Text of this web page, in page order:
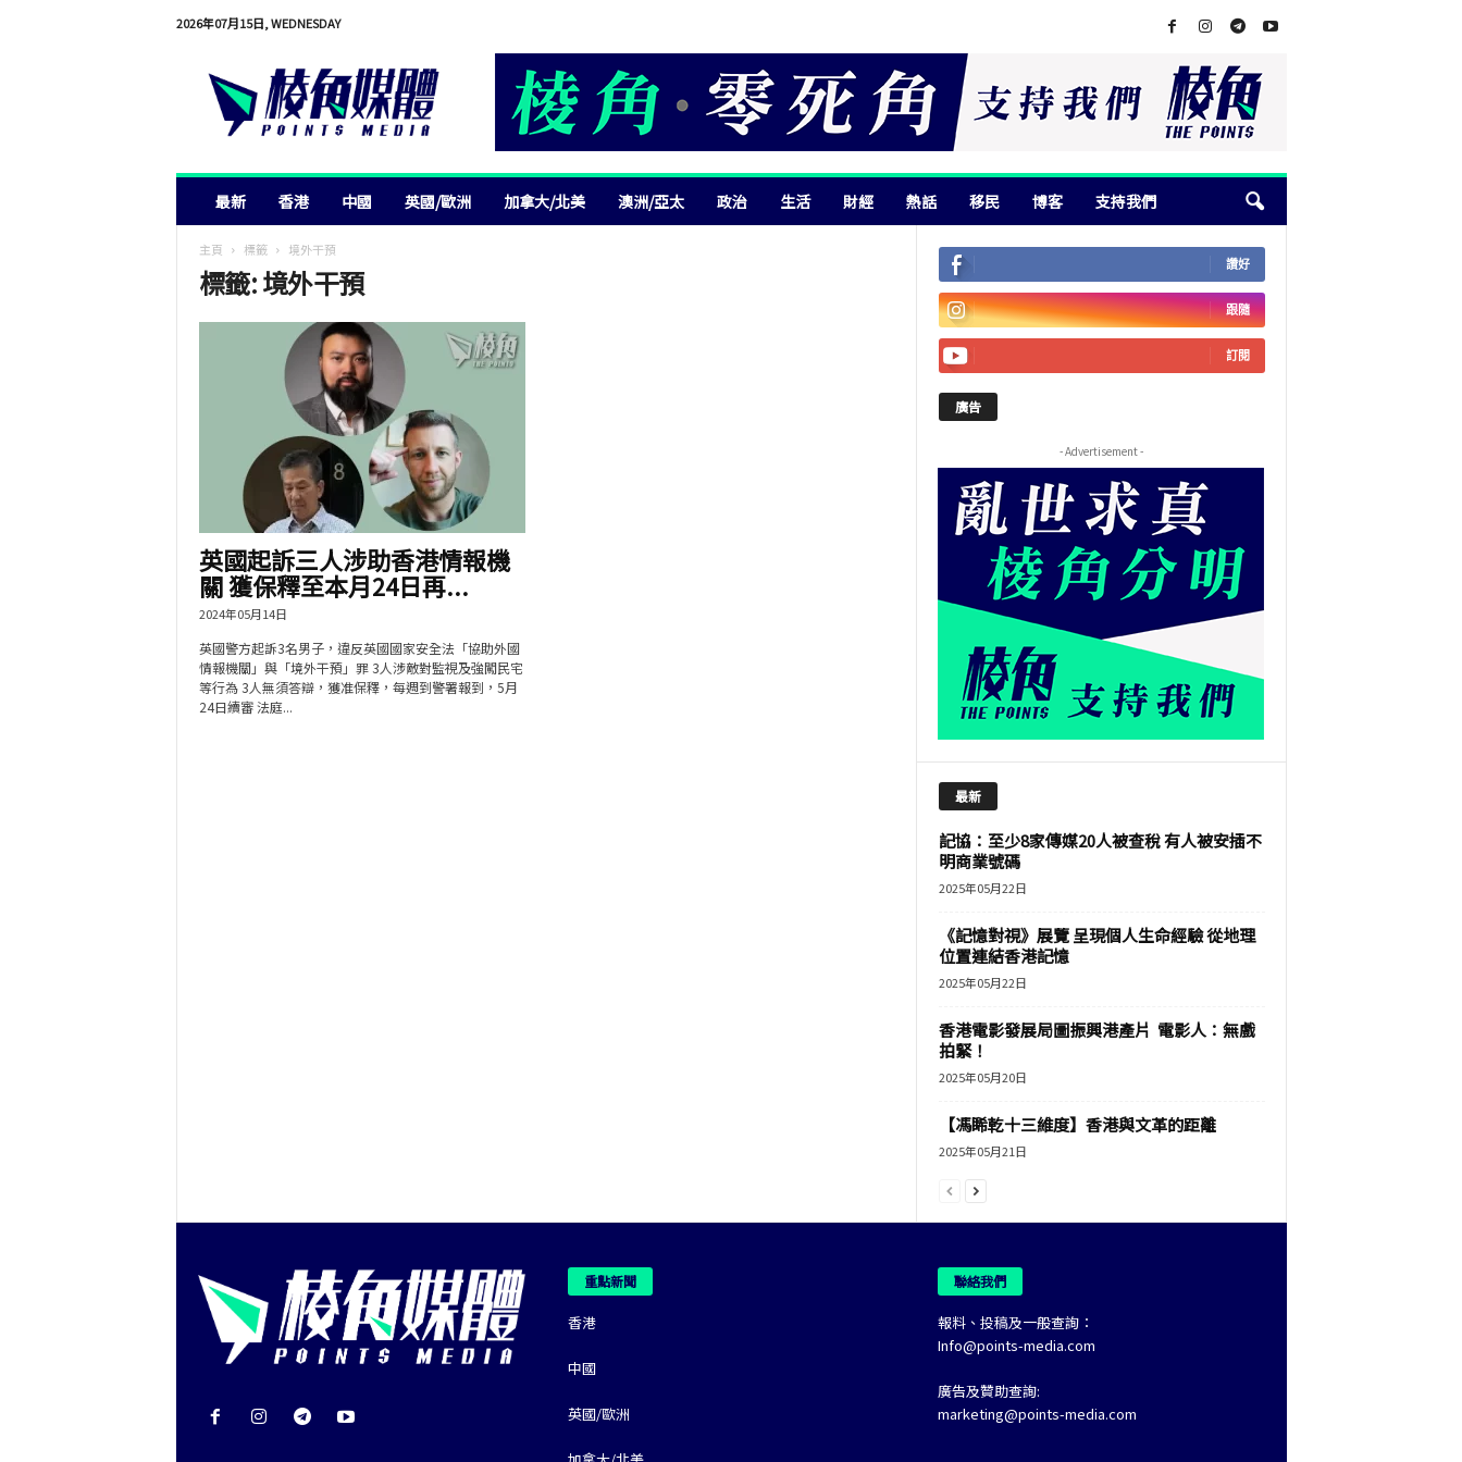
2026年07月15日, WEDNESDAY
最新 香港 中國 英國/歐洲 加拿大/北美 澳洲/亞太 政治 生活 財經 熱話 移民 博客 支持我們
主頁 標籤 境外干預
標籤: 境外干預
英國起訴三人涉助香港情報機
關 獲保釋至本月24日再...
2024年05月14日
英國警方起訴3名男子，違反英國國家安全法「協助外國
情報機關」與「境外干預」罪 3人涉敵對監視及強闖民宅
等行為 3人無須答辯，獲准保釋，每週到警署報到，5月
24日續審 法庭...
讚好
跟隨
訂閱
廣告
- Advertisement -
最新
記協：至少8家傳媒20人被查稅 有人被安插不
明商業號碼
2025年05月22日
《記憶對視》展覽 呈現個人生命經驗 從地理
位置連結香港記憶
2025年05月22日
香港電影發展局圖振興港產片 電影人：無戲
拍緊！
2025年05月20日
【馮睎乾十三維度】香港與文革的距離
2025年05月21日
重點新聞
香港
中國
英國/歐洲
聯絡我們
報料、投稿及一般查詢：
Info@points-media.com
廣告及贊助查詢:
marketing@points-media.com